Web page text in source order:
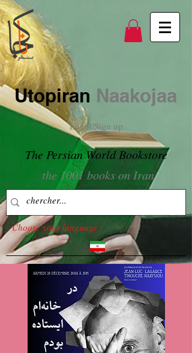
Utopiran Naakojaa
Login/Sign up
The Persian World Bookstore
the 1001 books on Iran
Choose your language :